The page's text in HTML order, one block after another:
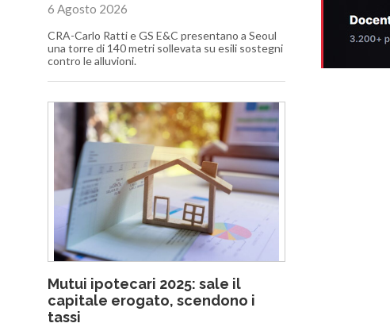
6 Agosto 2026
CRA-Carlo Ratti e GS E&C presentano a Seoul
una torre di 140 metri sollevata su esili sostegni
contro le alluvioni.
Mutui ipotecari 2025: sale il
capitale erogato, scendono i
tassi